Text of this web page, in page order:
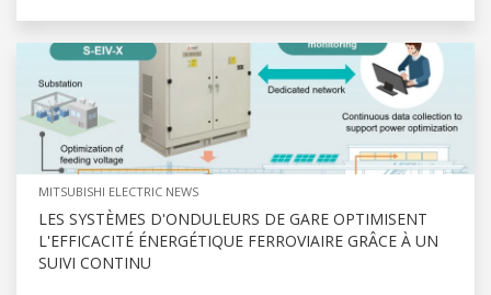
MITSUBISHI ELECTRIC NEWS
LES SYSTÈMES D'ONDULEURS DE GARE OPTIMISENT
L'EFFICACITÉ ÉNERGÉTIQUE FERROVIAIRE GRÂCE À UN
SUIVI CONTINU